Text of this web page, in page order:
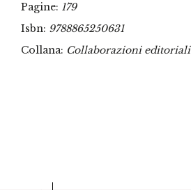
Pagine: 179
Isbn: 9788865250631
Collana: Collaborazioni editoriali